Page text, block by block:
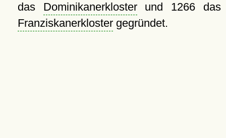
das Dominikanerklosterund 1266 das
Franziskanerklostergegründet.